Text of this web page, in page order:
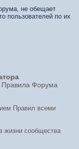
не обещает
пользователей по их
Правила Форума
Правил всеми
жизни сообщества